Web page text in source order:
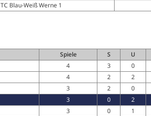
TC Blau-Weiß Werne 1
Spiele S U
4 3 0
4 2 2
3 2 0
3 0 2
3 0 1